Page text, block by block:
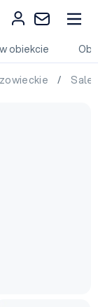
obiekcie
/ Sale